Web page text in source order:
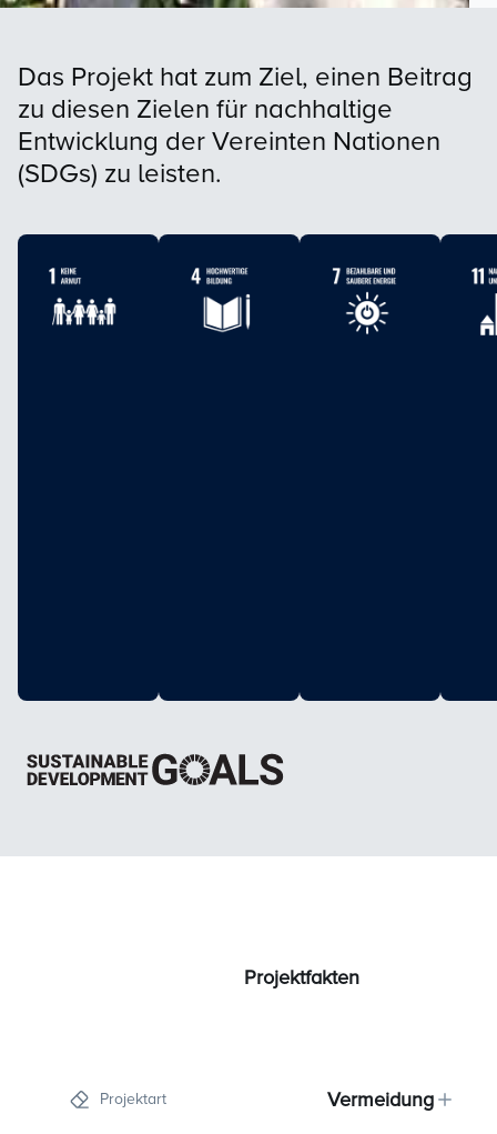
Das Projekt hat zum Ziel, einen Beitrag
zu diesen Zielen für nachhaltige
Entwicklung der Vereinten Nationen
(SDGs) zu leisten.
Projektfakten
Projektart Vermeidung